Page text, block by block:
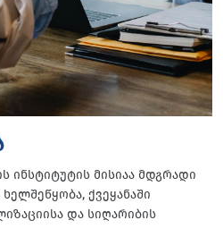
ინსტიტუტის მისიაა მდგრადი
ქვეყანაში
და სიღარიბის